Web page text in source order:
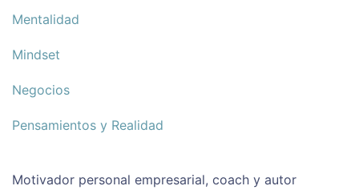
Mentalidad
Mindset
Negocios
Pensamientos y Realidad
Motivador personal empresarial, coach y autor